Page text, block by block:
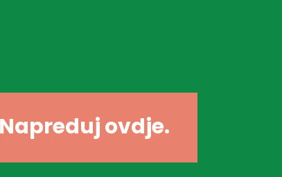
ovdje.